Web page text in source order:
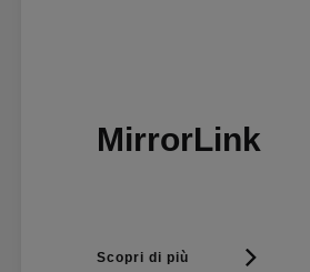
MirrorLink
Scopri di più